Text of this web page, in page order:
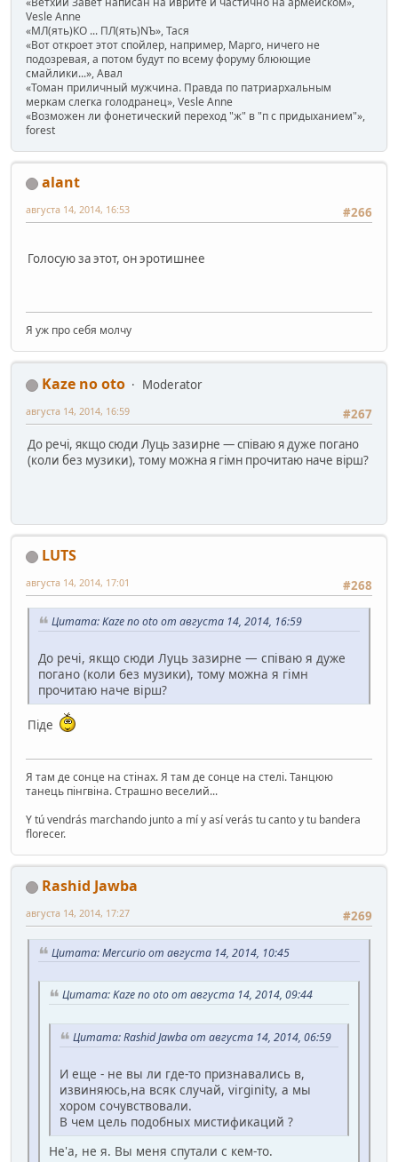
Vesle Anne
«МЛ(ять)КО ... ПЛ(ять)NЪ», Тася
«Вот откроет этот спойлер, например, Марго, ничего не
подозревая, а потом будут по всему форуму блюющие
смайлики...», Авал
«Томан приличный мужчина. Правда по патриархальным
меркам слегка голодранец», Vesle Anne
«Возможен ли фонетический переход "ж" в "п с придыханием"»,
forest
alant
#266
августа 14, 2014, 16:53
Голосую за этот, он эротишнее
Я уж про себя молчу
Kaze no oto
Moderator
#267
августа 14, 2014, 16:59
До речі, якщо сюди Луць зазирне — співаю я дуже погано
(коли без музики), тому можна я гімн прочитаю наче вірш?
LUTS
#268
августа 14, 2014, 17:01
Цитата: Kaze no oto от августа 14, 2014, 16:59
До речі, якщо сюди Луць зазирне — співаю я дуже
погано (коли без музики), тому можна я гімн
прочитаю наче вірш?
Піде
Я там де сонце на стінах. Я там де сонце на стелі. Танцюю
танець пінгвіна. Страшно веселий...
Y tú vendrás marchando junto a mí y así verás tu canto y tu bandera
florecer.
Rashid Jawba
#269
августа 14, 2014, 17:27
Цитата: Mercurio от августа 14, 2014, 10:45
Цитата: Kaze no oto от августа 14, 2014, 09:44
Цитата: Rashid Jawba от августа 14, 2014, 06:59
И еще - не вы ли где-то признавались в,
извиняюсь,на всяк случай, virginity, а мы
хором сочувствовали.
В чем цель подобных мистификаций ?
Не'а, не я. Вы меня спутали с кем-то.